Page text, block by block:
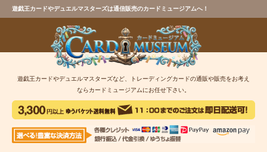
遊戯王カードやデュエルマスターズは通信販売のカードミュージアムへ！
遊戯王カードやデュエルマスターズなど、トレーディングカードの通販や販売をお考え
ならカードミュージアムにお任せ下さい。